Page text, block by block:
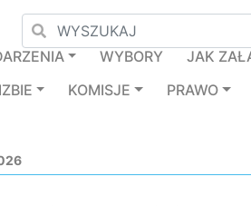
WYBORY
JAK
KOMISJE PRAWO